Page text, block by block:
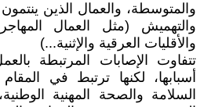
والمتوسطة، والعمال الذين
والتهميش (مثل العمال
والأقليات العرقية والإثنية...)
تتفاوت الإصابات المرتبطة
أسبابها، لكنها ترتبط في
السلامة والصحة المهنية